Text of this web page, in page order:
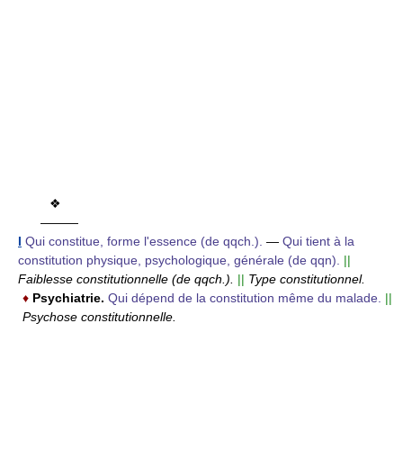
❖
———
I Qui constitue, forme l'essence (de qqch.). — Qui tient à la
constitution physique, psychologique, générale (de qqn).
||
Faiblesse constitutionnelle (de qqch.).
|| Type constitutionnel.
♦ Psychiatrie. Qui dépend de la constitution même du malade. ||
Psychose constitutionnelle.